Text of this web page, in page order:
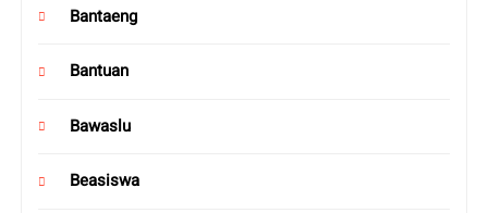
Bantaeng
Bantuan
Bawaslu
Beasiswa